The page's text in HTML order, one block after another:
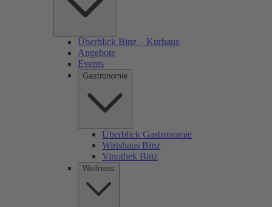
Überblick Binz – Kurhaus
Angebote
Events
Gastronomie
Überblick Gastronomie
Wirtshaus Binz
Vinothek Binz
Wellness